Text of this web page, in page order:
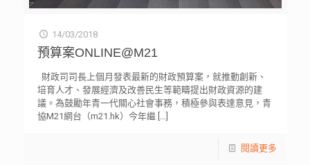
14/03/2018
預算案ONLINE@M21
財政司司長上個月發表最新的財政預算案，就推動創新、
培育人才、發展經濟及改善民生等範疇提出財政資源的建
議。為鼓勵年青一代關心社會事務，積極參與表達意見，青
協M21網台（m21.hk）今年繼 […]
閱讀更多